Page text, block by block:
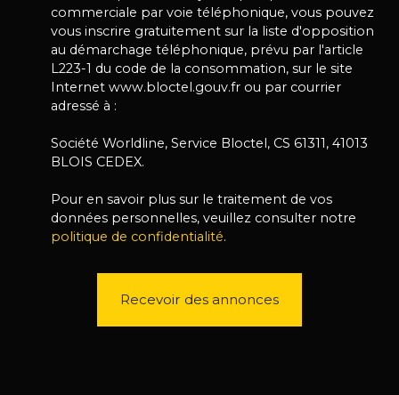
commerciale par voie téléphonique, vous pouvez
vous inscrire gratuitement sur la liste d'opposition
au démarchage téléphonique, prévu par l'article
L223-1 du code de la consommation, sur le site
Internet www.bloctel.gouv.fr ou par courrier
adressé à :
Société Worldline, Service Bloctel, CS 61311, 41013
BLOIS CEDEX.
Pour en savoir plus sur le traitement de vos
données personnelles, veuillez consulter notre
politique de confidentialité.
Recevoir des annonces